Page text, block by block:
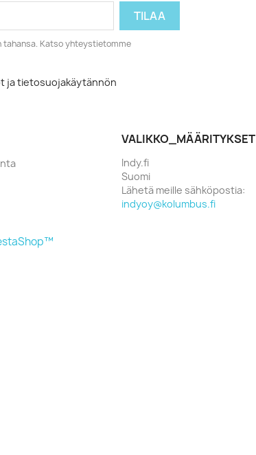
tahansa. Katso yhteystietomme
ja tietosuojakäytännön
VALIKKO_MÄÄRITYKSET
Indy.fi
Suomi
Lähetä meille sähköpostia:
indyoy@kolumbus.fi